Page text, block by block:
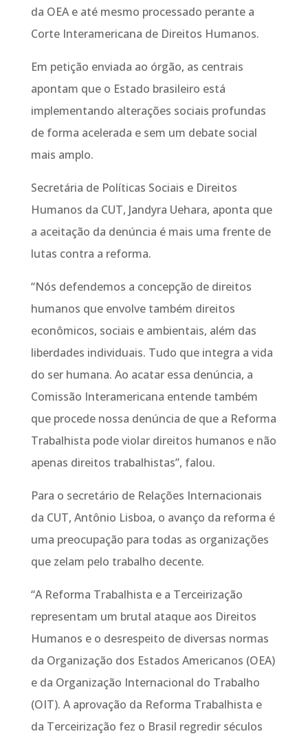
da OEA e até mesmo processado perante a
Corte Interamericana de Direitos Humanos.
Em petição enviada ao órgão, as centrais
apontam que o Estado brasileiro está
implementando alterações sociais profundas
de forma acelerada e sem um debate social
mais amplo.
Secretária de Políticas Sociais e Direitos
Humanos da CUT, Jandyra Uehara, aponta que
a aceitação da denúncia é mais uma frente de
lutas contra a reforma.
“Nós defendemos a concepção de direitos
humanos que envolve também direitos
econômicos, sociais e ambientais, além das
liberdades individuais. Tudo que integra a vida
do ser humana. Ao acatar essa denúncia, a
Comissão Interamericana entende também
que procede nossa denúncia de que a Reforma
Trabalhista pode violar direitos humanos e não
apenas direitos trabalhistas”, falou.
Para o secretário de Relações Internacionais
da CUT, Antônio Lisboa, o avanço da reforma é
uma preocupação para todas as organizações
que zelam pelo trabalho decente.
“A Reforma Trabalhista e a Terceirização
representam um brutal ataque aos Direitos
Humanos e o desrespeito de diversas normas
da Organização dos Estados Americanos (OEA)
e da Organização Internacional do Trabalho
(OIT). A aprovação da Reforma Trabalhista e
da Terceirização fez o Brasil regredir séculos